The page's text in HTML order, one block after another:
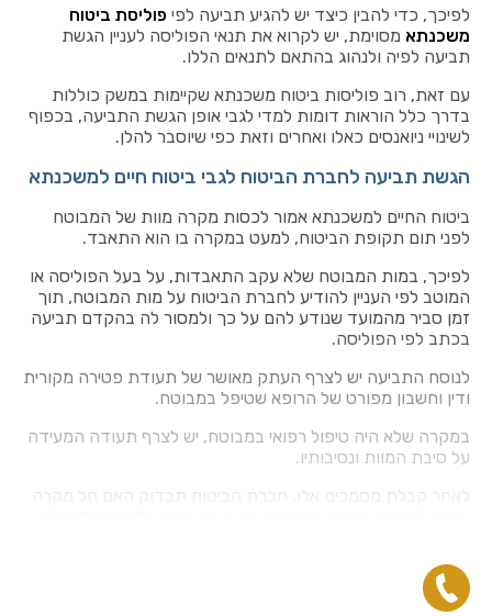
לפיכך, כדי להבין כיצד יש להגיע תביעה לפי פוליסת ביטוח
משכנתא מסוימת, יש לקרוא את תנאי הפוליסה לעניין הגשת
תביעה לפיה ולנהוג בהתאם לתנאים הללו.
עם זאת, רוב פוליסות ביטוח משכנתא שקיימות במשק כוללות
בדרך כלל הוראות דומות למדי לגבי אופן הגשת התביעה, בכפוף
לשינויי ניואנסים כאלו ואחרים וזאת כפי שיוסבר להלן.
הגשת תביעה לחברת הביטוח לגבי ביטוח חיים למשכנתא
ביטוח החיים למשכנתא אמור לכסות מקרה מוות של המבוטח
לפני תום תקופת הביטוח, למעט במקרה בו הוא התאבד.
לפיכך, במות המבוטח שלא עקב התאבדות, על בעל הפוליסה או
המוטב לפי העניין להודיע לחברת הביטוח על מות המבוטח, תוך
זמן סביר מהמועד שנודע להם על כך ולמסור לה בהקדם תביעה
בכתב לפי הפוליסה.
לנוסח התביעה יש לצרף העתק מאושר של תעודת פטירה מקורית
ודין וחשבון מפורט של הרופא שטיפל במבוטח.
במקרה שלא היה טיפול רפואי במבוטח, יש לצרף תעודה המעידה
על סיבת המוות ונסיבותיו.
לאחר קבלת מסמכים אלו, חברת הביטוח תבדוק האם חל מקרה
במידת הצורך, חברת הביטוח תפנה אל המוטבים בבקשה